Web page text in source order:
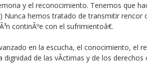
y el reconocimiento. Tenemos que
Nunca hemos tratado de transmitir rencor
continÃºe con el sufrimientoâ€.
en la escucha, el conocimiento, el
dignidad de las vÃ­ctimas y de los